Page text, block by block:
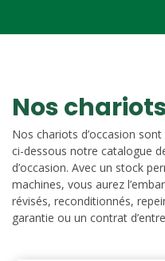
Nos
Nos chariots d’occasion
ci-dessous notre catalogue
d’occasion. Avec un stock
machines, vous aurez
révisés, reconditionnés,
garantie ou un contrat